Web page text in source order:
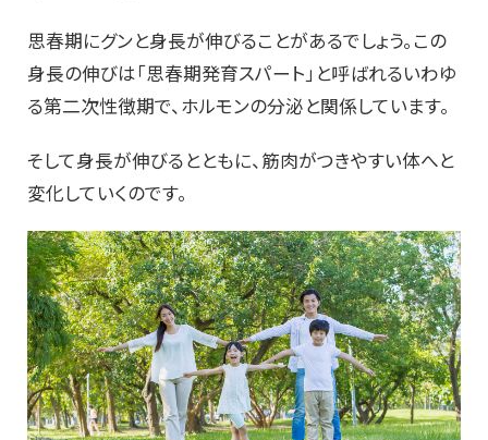
思春期にグンと身長が伸びることがあるでしょう。この
身長の伸びは「思春期発育スパート」と呼ばれるいわゆ
る第二次性徴期で、ホルモンの分泌と関係しています。
そして身長が伸びるとともに、筋肉がつきやすい体へと
変化していくのです。